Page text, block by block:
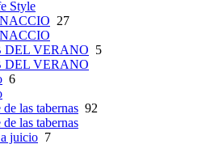
Style
27
DEL VERANO 5
DEL VERANO
6
las tabernas 92
las tabernas
juicio 7